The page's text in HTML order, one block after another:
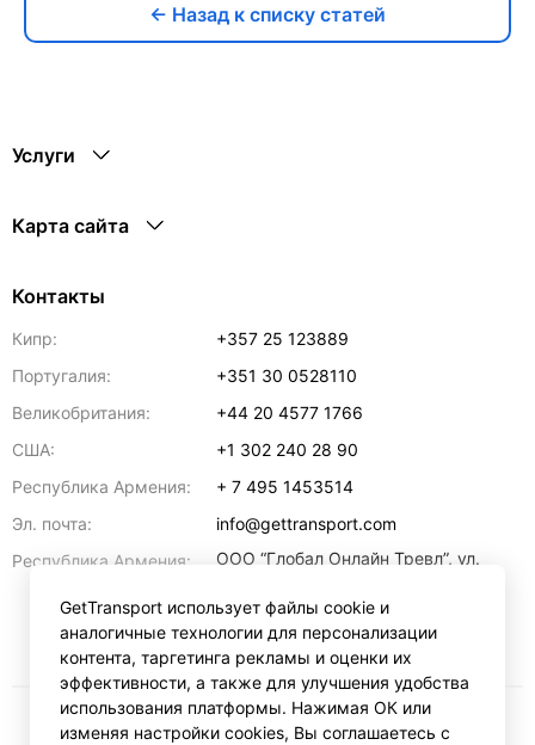
← Назад к списку статей
Услуги
Карта сайта
Контакты
Кипр:
+357 25 123889
Португалия:
+351 30 0528110
Великобритания:
+44 20 4577 1766
США:
+1 302 240 28 90
Республика Армения:
+ 7 495 1453514
Эл. почта:
info@gettransport.com
Республика Армения:
ООО “Глобал Онлайн Тревл”, ул.
регистрационный номер
271.110.1183229, РНН 00238516
Ереван 0070
GetTransport использует файлы cookie и
аналогичные технологии для персонализации
контента, таргетинга рекламы и оценки их
эффективности, а также для улучшения удобства
использования платформы. Нажимая ОК или
изменяя настройки cookies, Вы соглашаетесь с